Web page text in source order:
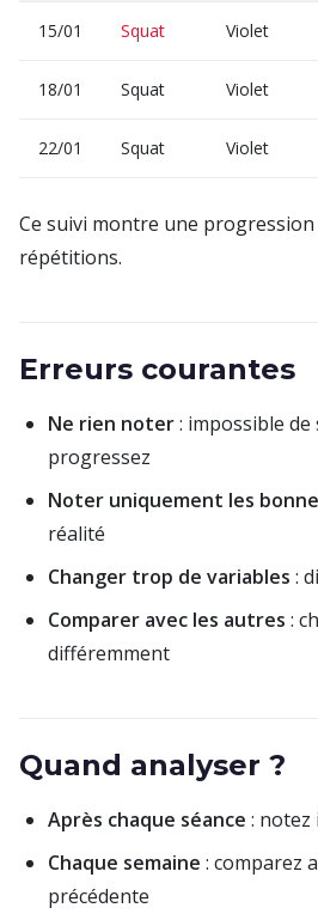
15/01 Squat Violet
18/01 Squat Violet
22/01 Squat Violet
Ce suivi montre une
répétitions.
Erreurs courantes
Ne rien noter: impossible
progressez
Noter uniquement les
réalité
Changer trop de variables :
Comparer avec les autres :
différemment
Quand analyser ?
Après chaque séance : notez
Chaque semaine : comparez
précédente